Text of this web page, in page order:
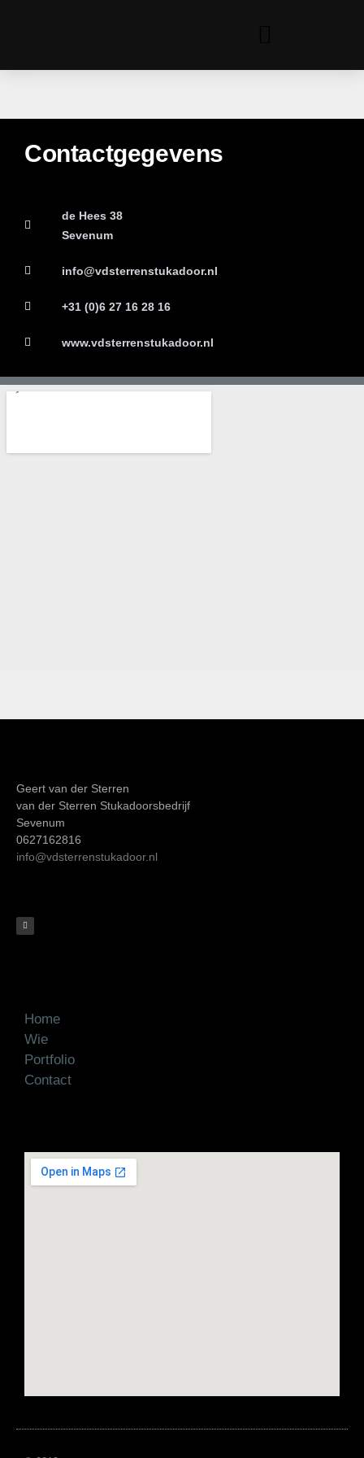
Contactgegevens
de Hees 38
Sevenum
info@vdsterrenstukadoor.nl
+31 (0)6 27 16 28 16
www.vdsterrenstukadoor.nl
​Geert van der Sterren
van der Sterren Stukadoorsbedrijf
Sevenum
0627162816
info@vdsterrenstukadoor.nl
Home
Wie
Portfolio
Contact